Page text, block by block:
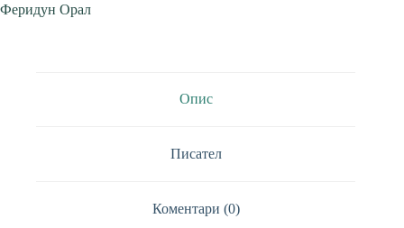
Феридун Орал
Опис
Писател
Коментари (0)